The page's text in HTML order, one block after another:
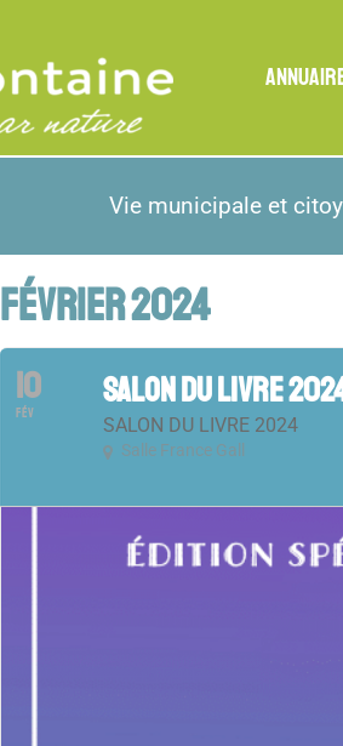
Vie municipale et
FÉVRIER 2024
10
FÉV
SALON DU LIVRE
SALON DU LIVRE 2024
Salle France Gall